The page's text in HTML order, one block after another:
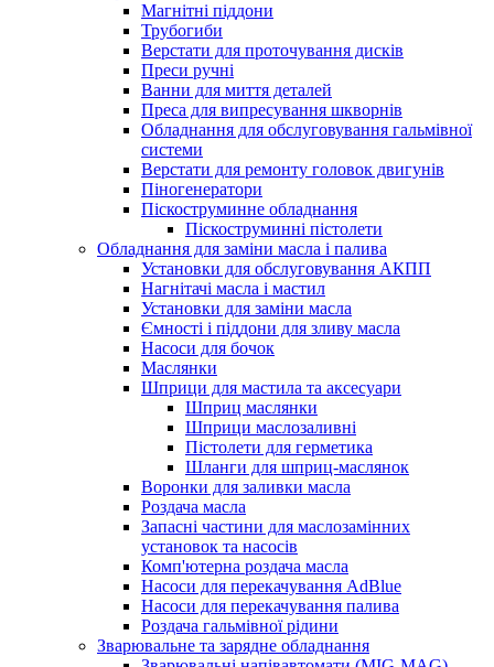
Магнітні піддони
Трубогиби
Верстати для проточування дисків
Преси ручні
Ванни для миття деталей
Преса для випресування шкворнів
Обладнання для обслуговування гальмівної
системи
Верстати для ремонту головок двигунів
Піногенератори
Піскоструминне обладнання
Піскоструминні пістолети
Обладнання для заміни масла і палива
Установки для обслуговування АКПП
Нагнітачі масла і мастил
Установки для заміни масла
Ємності і піддони для зливу масла
Насоси для бочок
Маслянки
Шприци для мастила та аксесуари
Шприц маслянки
Шприци маслозаливні
Пістолети для герметика
Шланги для шприц-маслянок
Воронки для заливки масла
Роздача масла
Запасні частини для маслозамінних
установок та насосів
Комп'ютерна роздача масла
Насоси для перекачування AdBlue
Насоси для перекачування палива
Роздача гальмівної рідини
Зварювальне та зарядне обладнання